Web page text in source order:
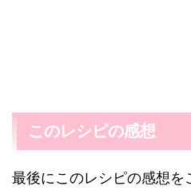
このレシピの感想
最後にこのレシピの感想を